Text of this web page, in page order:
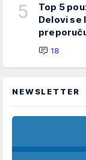
5
Top 5
Delovi se
18
NEWSLETTER